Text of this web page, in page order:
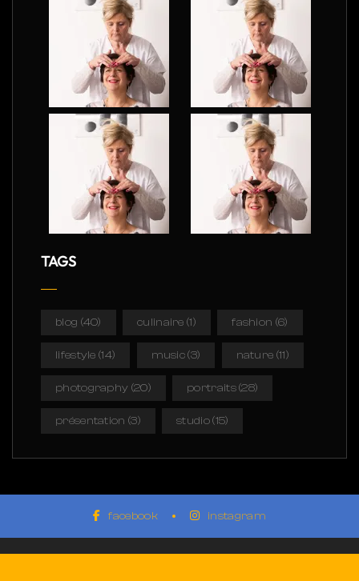
TAGS
blog (40) culinaire (1) fashion (6)
lifestyle (14) music(3) nature (11)
photography (20) portraits(28)
présentation (3) studio(15)
facebook instagram